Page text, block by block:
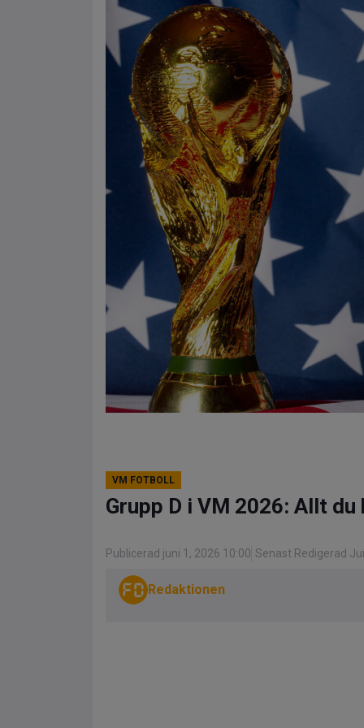
VM FOTBOLL
Grupp D i VM 2026: Allt du
Publicerad juni 1, 2026 10:00 Senast Redigerad
Redaktionen